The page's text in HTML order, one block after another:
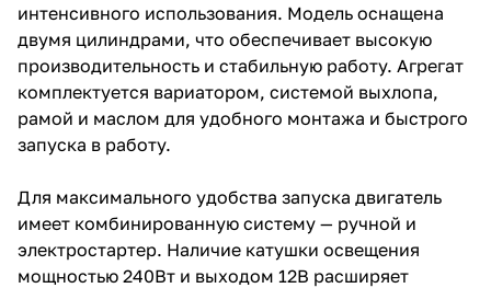
интенсивного использования. Модель оснащена
двумя цилиндрами, что обеспечивает высокую
производительность и стабильную работу. Агрегат
комплектуется вариатором, системой выхлопа,
рамой и маслом для удобного монтажа и быстрого
запуска в работу.
Для максимального удобства запуска двигатель
имеет комбинированную систему — ручной и
электростартер. Наличие катушки освещения
мощностью 240Вт и выходом 12В расширяет